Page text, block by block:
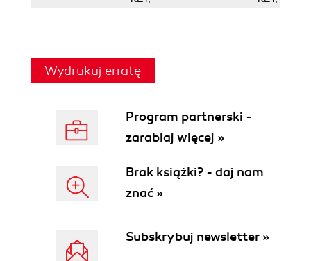
Wydrukuj erratę
Program partnerski -
zarabiaj więcej »
Brak książki? - daj nam
znać »
Subskrybuj newsletter »